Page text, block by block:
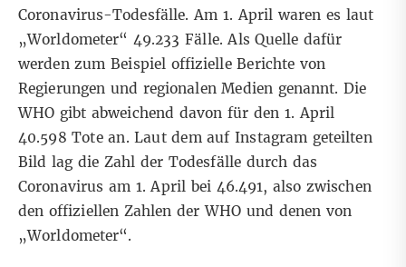
Coronavirus-Todesfälle. Am 1. April waren es laut
„Worldometer“ 49.233 Fälle. AlsQuelle dafür
werden zum Beispiel offizielle Berichte von
Regierungen und regionalen Medien genannt. Die
WHO gibt abweichend davon für den 1. April
40.598 Tote an. Laut dem auf Instagram geteilten
Bild lag die Zahl der Todesfälle durch das
Coronavirus am 1. April bei 46.491, also zwischen
den offiziellen Zahlen der WHO und denen von
„Worldometer“.